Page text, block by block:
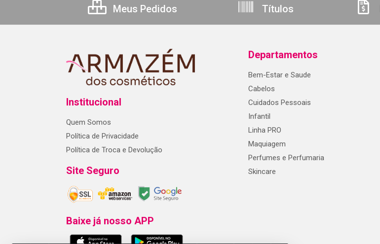
Meus Pedidos Títulos
Institucional
Quem Somos
Política de Privacidade
Política de Troca e Devolução
Site Seguro
Baixe já nosso APP
Departamentos
Bem-Estar e Saude
Cabelos
Cuidados Pessoais
Infantil
Linha PRO
Maquiagem
Perfumes e Perfumaria
Skincare